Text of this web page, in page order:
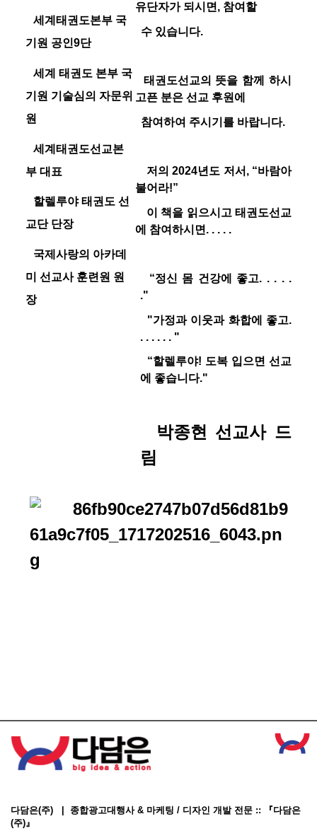
세계태권도본부 국
기원 공인9단
세계 태권도 본부 국
기원 기술심의 자문위
원
세계태권도선교본
부 대표
할렐루야 태권도 선
교단 단장
국제사랑의 아카데
미 선교사 훈련원 원
장
유단자가 되시면, 참여할
수 있습니다.
태권도선교의 뜻을 함께 하시
고픈 분은 선교 후원에
참여하여 주시기를 바랍니다.
저의 2024년도 저서, “바람아
불어라!”
이 책을 읽으시고 태권도선교
에 참여하시면 . . . . .
“정신 몸 건강에 좋고. . . . .
."
"가정과 이웃과 화합에 좋고.
. . . . . . "
“할렐루야! 도복 입으면 선교
에 좋습니다."
박종현 선교사 드
림
다담은(주) | 종합광고대행사 & 마케팅 / 디자인 개발 전문 :: 『다담은
(주)』